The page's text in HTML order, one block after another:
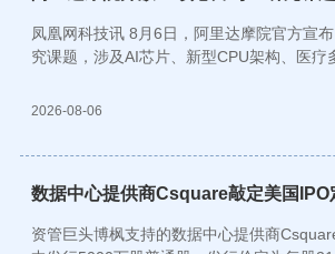
尖人才招募
凤凰网科技讯 8月6日，阿里达摩院官方宣
究课题，涉及AI芯片、新型CPU架构、医疗
招募培养计划。
2026-08-06
数据中心提供商Csquare敲定美国IPO
10.5亿美元
资管巨头博枫支持的数据中心提供商